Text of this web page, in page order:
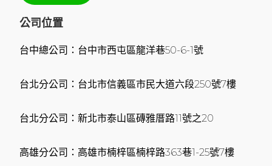
公司位置
台中總公司：台中市西屯區龍洋巷50-6-1號
台北分公司：台北市信義區市民大道六段250號7樓
台北分公司：新北市泰山區磚雅厝路11號之20
高雄分公司：高雄市楠梓區楠梓路363巷1-25號7樓